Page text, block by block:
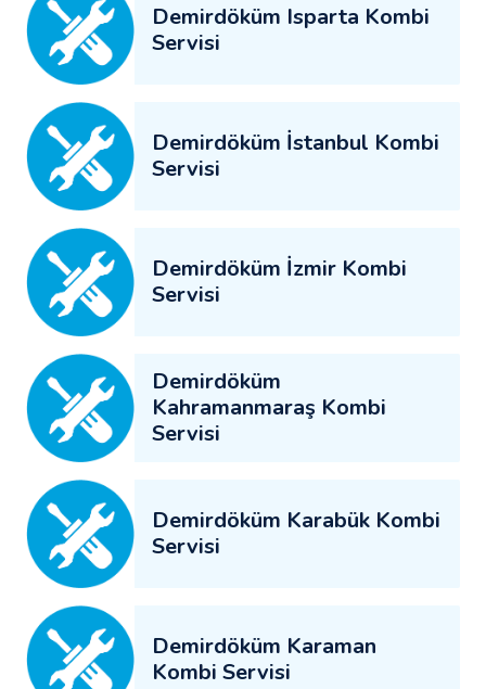
Demirdöküm Isparta Kombi
Servisi
Demirdöküm İstanbul Kombi
Servisi
Demirdöküm İzmir Kombi
Servisi
Demirdöküm
Kahramanmaraş Kombi
Servisi
Demirdöküm Karabük Kombi
Servisi
Demirdöküm Karaman
Kombi Servisi